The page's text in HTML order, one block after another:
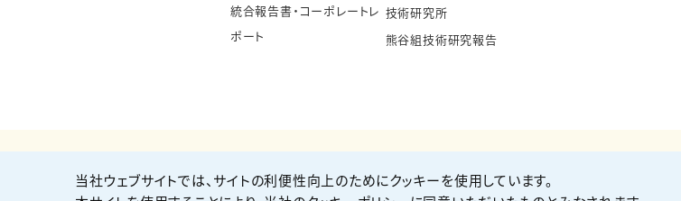
統合報告書・コーポレートレ
ポート
技術研究所
熊谷組技術研究報告
個人情報保護方針 サイト利用規約 サイトマップ お問い合わせ
当社ウェブサイトでは、サイトの利便性向上のためにクッキーを使用しています。